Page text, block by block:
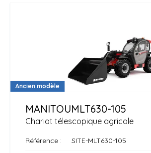
Ancien modèle
Chariot télescopique agricole
MANITOUMLT630-105
Référence SITE-MLT630-105